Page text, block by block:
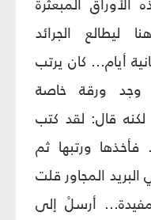
المبعثرة
ليطالع الجرائد
أيام... كان يرتب
وجد ورقة خاصة
لكنه قال: لقد كتب
فأخذها ورتبها ثم
المجاور قلت
أرسلْ إلى